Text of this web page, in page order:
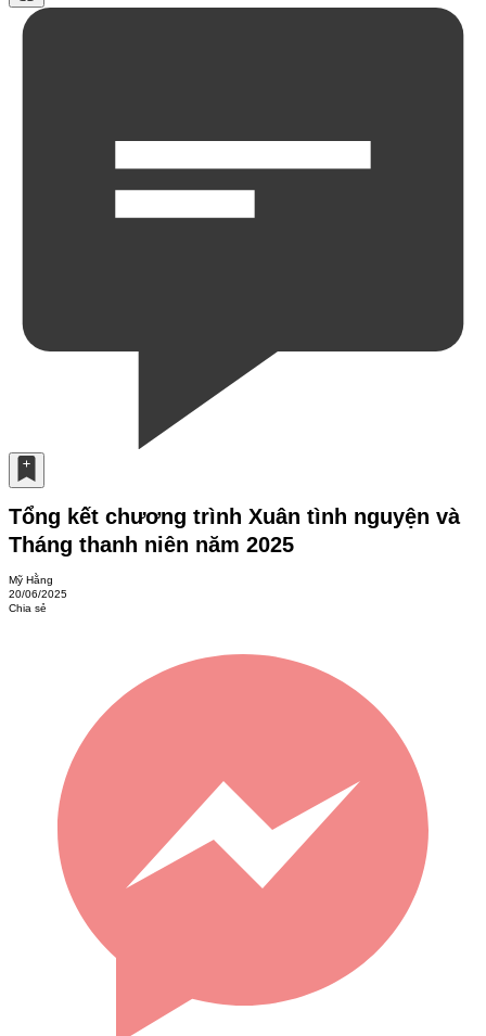
Tổng kết chương trình Xuân tình nguyện và
Tháng thanh niên năm 2025
Mỹ Hằng
20/06/2025
Chia sẻ